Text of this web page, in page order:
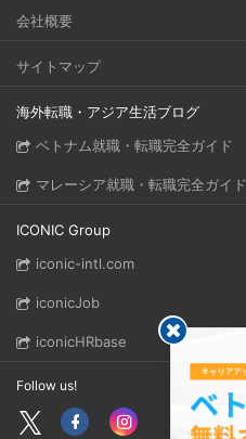
会社概要
サイトマップ
海外転職・アジア生活ブログ
ベトナム就職・転職完全ガイド
マレーシア就職・転職完全ガイド
ICONIC Group
iconic-intl.com
iconicJob
iconicHRbase
Follow us!